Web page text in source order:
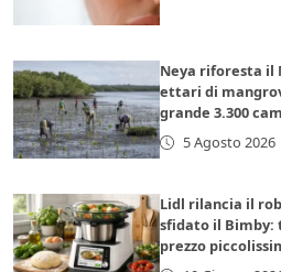
Neya riforesta il
ettari di
grande 3.300
5 Agosto 2026
Lidl rilancia il
sfidato il Bimby:
prezzo